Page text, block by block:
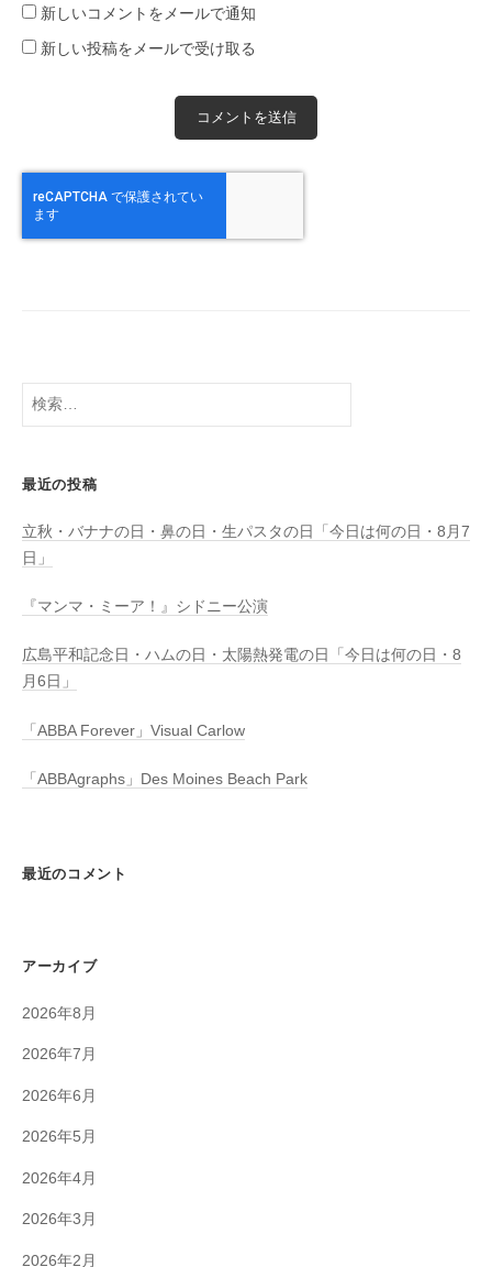
新しいコメントをメールで通知
新しい投稿をメールで受け取る
検
最近の投稿
立秋・バナナの日・鼻の日・生パスタの日「今日は何の日・8月7
日」
『マンマ・ミーア！』シドニー公演
広島平和記念日・ハムの日・太陽熱発電の日「今日は何の日・8
月6日」
「ABBA Forever」Visual Carlow
「ABBAgraphs」Des Moines Beach Park
最近のコメント
アーカイブ
2026年8月
2026年7月
2026年6月
2026年5月
2026年4月
2026年3月
2026年2月